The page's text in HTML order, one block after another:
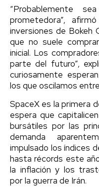
“Probablemente
prometedora”,
inversiones de Bokeh
que no suele
inicial. Los
parte del futuro”,
curiosamente
los que oscilamos
SpaceX es la primera
espera que
bursátiles por las
demanda
impulsado los índices
hasta récords este
la inflación y los
por la guerra de Irán.